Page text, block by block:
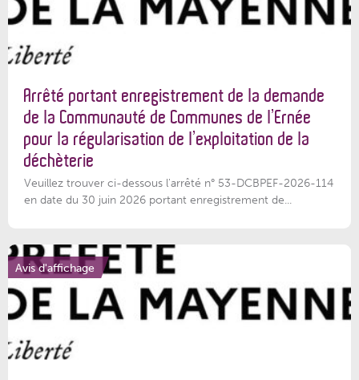
Arrêté portant enregistrement de la demande
de la Communauté de Communes de l’Ernée
pour la régularisation de l’exploitation de la
déchèterie
Veuillez trouver ci-dessous l'arrêté n° 53-DCBPEF-2026-114
en date du 30 juin 2026 portant enregistrement de...
Avis d'affichage